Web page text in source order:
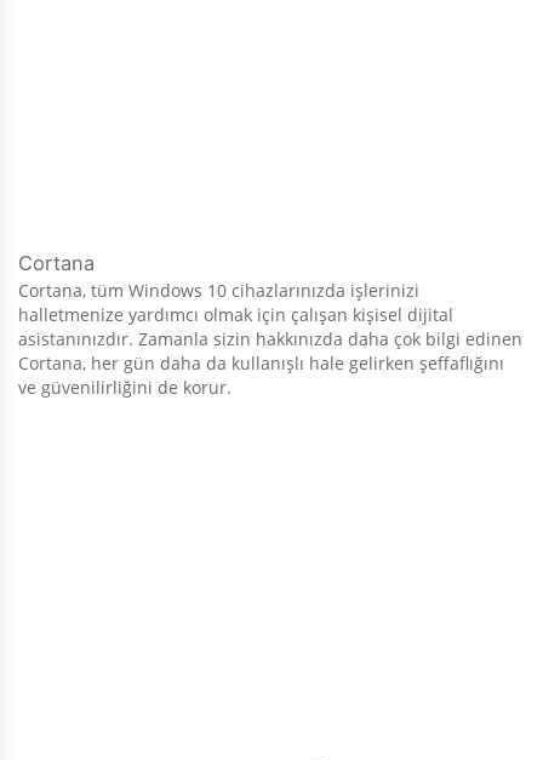
Cortana
Cortana, tüm Windows 10 cihazlarınızda işlerinizi
halletmenize yardımcı olmak için çalışan kişisel dijital
asistanınızdır. Zamanla sizin hakkınızda daha çok bilgi edinen
Cortana, her gün daha da kullanışlı hale gelirken şeffaflığını
ve güvenilirliğini de korur.